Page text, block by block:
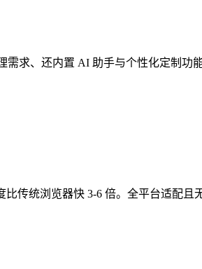
需求、还内置 AI 助手与个性化定制功
传统浏览器快 3-6 倍。全平台适配且